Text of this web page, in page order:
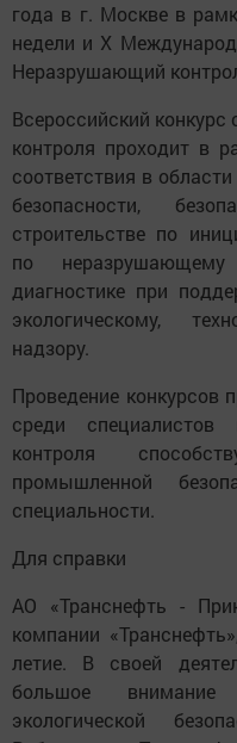
года в г. Москве в
недели и X
Неразрушающий
Всероссийский
контроля проходит в
соответствия в
безопасности,
строительстве по
по
диагностике при
экологическому,
надзору.
Проведение конкурсов
среди
контроля
промышленной
специальности.
Для справки
АО «Транснефть -
компании
летие. В своей
большое внимание
экологической